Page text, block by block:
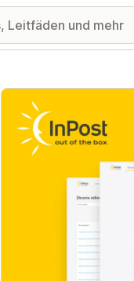
Vorgestellte Bildergalerie